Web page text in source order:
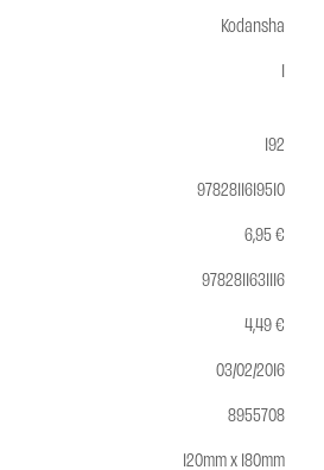
Kodansha
1
192
9782811619510
6,95 €
9782811631116
4,49 €
03/02/2016
8955708
120mm x 180mm